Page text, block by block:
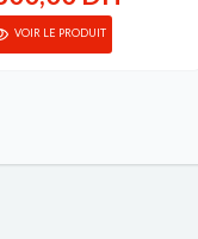
VOIR LE PRODUIT